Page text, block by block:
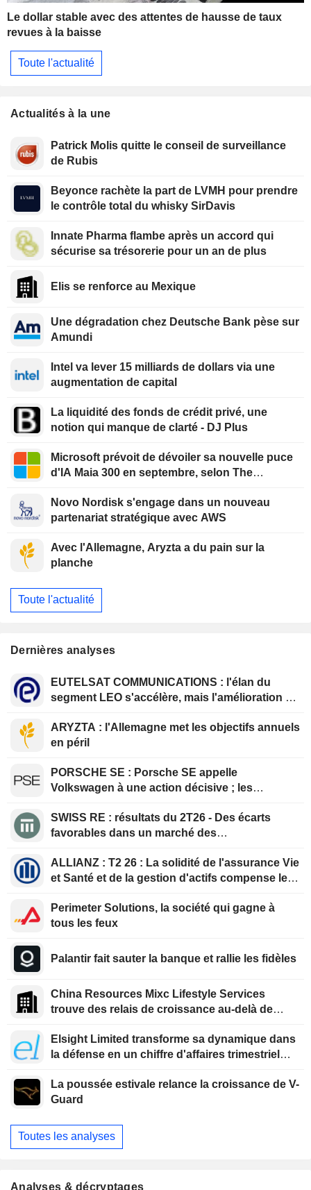
Le dollar stable avec des attentes de hausse de taux
revues à la baisse
Toute l'actualité
Actualités à la une
Patrick Molis quitte le conseil de surveillance
de Rubis
Beyonce rachète la part de LVMH pour prendre
le contrôle total du whisky SirDavis
Innate Pharma flambe après un accord qui
sécurise sa trésorerie pour un an de plus
Elis se renforce au Mexique
Une dégradation chez Deutsche Bank pèse sur
Amundi
Intel va lever 15 milliards de dollars via une
augmentation de capital
La liquidité des fonds de crédit privé, une
notion qui manque de clarté - DJ Plus
Microsoft prévoit de dévoiler sa nouvelle puce
d'IA Maia 300 en septembre, selon The
Novo Nordisk s'engage dans un nouveau
partenariat stratégique avec AWS
Avec l'Allemagne, Aryzta a du pain sur la
planche
Toute l'actualité
Dernières analyses
EUTELSAT COMMUNICATIONS : l'élan du
segment LEO s'accélère, mais l'amélioration de
ARYZTA : l'Allemagne met les objectifs annuels
en péril
PORSCHE SE : Porsche SE appelle
Volkswagen à une action décisive ; les
confirmées
SWISS RE : résultats du 2T26 - Des écarts
favorables dans un marché des
ALLIANZ : T2 26 : La solidité de l'assurance Vie
et Santé et de la gestion d'actifs compense le
Perimeter Solutions, la société qui gagne à
tous les feux
Palantir fait sauter la banque et rallie les fidèles
China Resources Mixc Lifestyle Services
trouve des relais de croissance au-delà de
Elsight Limited transforme sa dynamique dans
la défense en un chiffre d'affaires trimestriel
La poussée estivale relance la croissance de V-
Guard
Toutes les analyses
Analyses & décryptages